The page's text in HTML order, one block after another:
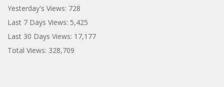
Yesterday's Views: 728
Last 7 Days Views: 5,425
Last 30 Days Views: 17,177
Total Views: 328,709